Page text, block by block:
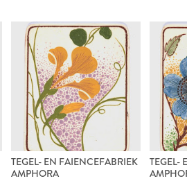
TEGEL- EN FAIENCEFABRIEK
AMPHORA
TEGEL-